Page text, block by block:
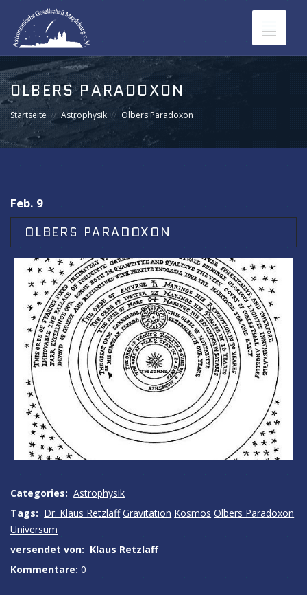
Toggle
Veranstaltungen
Werde Mitglied in der AGM
Sternpatenschaften
OLBERS PARADOXON
Startseite Astrophysik Olbers Paradoxon
Feb. 9
OLBERS PARADOXON
Categories: Astrophysik
Tags: Dr. Klaus Retzlaff Gravitation Kosmos Olbers Paradoxon
Universum
versendet von: Klaus Retzlaff
Kommentare: 0